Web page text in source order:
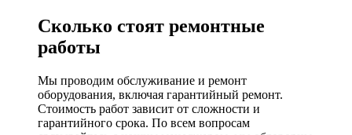
Сколько стоят ремонтные
работы
Мы проводим обслуживание и ремонт
оборудования, включая гарантийный ремонт.
Стоимость работ зависит от сложности и
гарантийного срока. По всем вопросам